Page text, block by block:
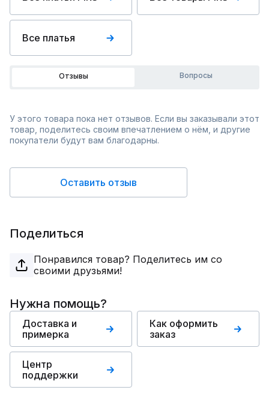
Все платья
Отзывы Вопросы
У этого товара пока нет отзывов. Если вы заказывали этот
товар, поделитесь своим впечатлением о нём, и другие
покупатели будут вам благодарны.
Оставить отзыв
Поделиться
Понравился товар? Поделитесь им со
своими друзьями!
Нужна помощь?
Доставка и
примерка
Как оформить
заказ
Центр
поддержки